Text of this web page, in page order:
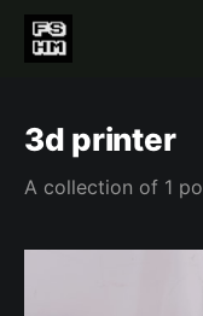
3d printer
A collection of 1